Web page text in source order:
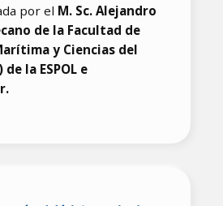
por el M. Sc. Alejandro
de la Facultad de
y Ciencias del
la ESPOL e